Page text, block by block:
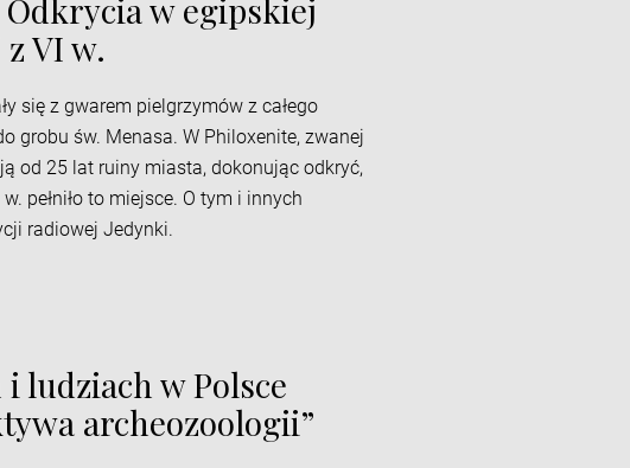
w egipskiej
VI w.
się z gwarem pielgrzymów z całego
grobu św. Menasa. W Philoxenite, zwanej
od 25 lat ruiny miasta, dokonując odkryć,
pełniło to miejsce. O tym i innych
radiowej Jedynki.
i ludziach w Polsce
archeozoologii”